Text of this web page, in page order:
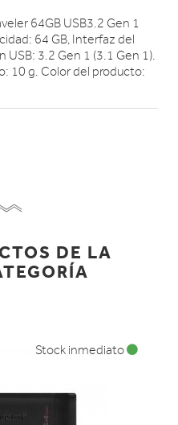
64GB USB3.2 Gen 1
64 GB, Interfaz del
USB: 3.2 Gen 1 (3.1 Gen 1).
10 g. Color del producto:
DE LA
Stock inmediato